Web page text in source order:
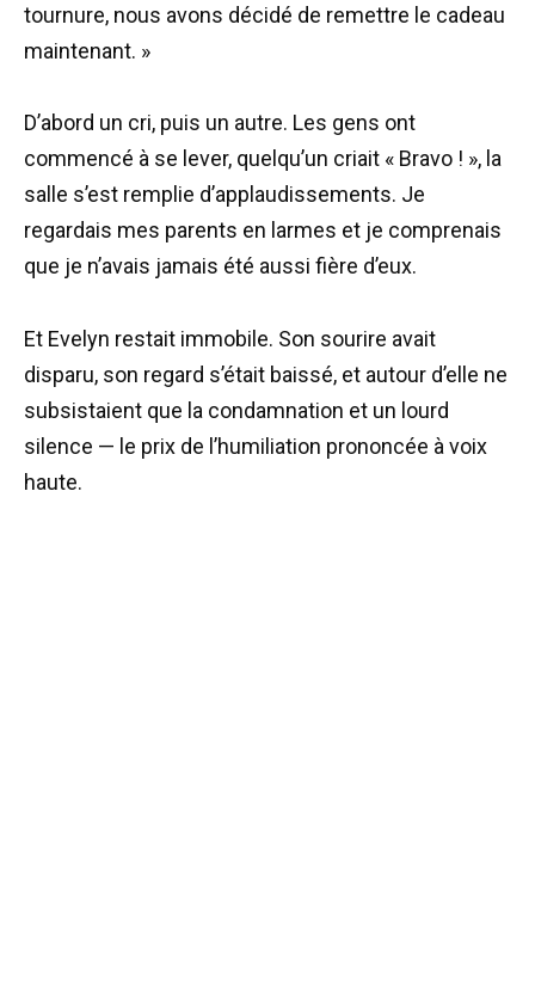
tournure, nous avons décidé de remettre le cadeau
maintenant. »
D’abord un cri, puis un autre. Les gens ont
commencé à se lever, quelqu’un criait « Bravo ! », la
salle s’est remplie d’applaudissements. Je
regardais mes parents en larmes et je comprenais
que je n’avais jamais été aussi fière d’eux.
Et Evelyn restait immobile. Son sourire avait
disparu, son regard s’était baissé, et autour d’elle ne
subsistaient que la condamnation et un lourd
silence — le prix de l’humiliation prononcée à voix
haute.